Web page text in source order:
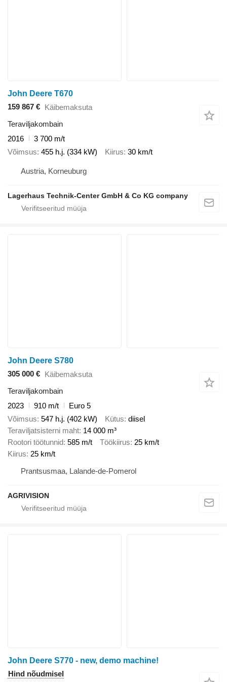
John Deere T670
159 867 € Käibemaksuta
Teraviljakombain
2016
3 700 m/t
Võimsus 455 h.j. (334 kW) Kiirus 30 km/t
Austria, Korneuburg
Lagerhaus Technik-Center GmbH & Co KG company
John Deere S780
305 000 € Käibemaksuta
Teraviljakombain
2023
910 m/t
Euro 5
Võimsus 547 h.j. (402 kW) Kütus diisel
Teraviljatsisterni maht 14 000 m³
Rootori töötunnid 585 m/t Töökiirus 25 km/t
Kiirus 25 km/t
Prantsusmaa, Lalande-de-Pomerol
AGRIVISION
John Deere S770 - new, demo machine!
Hind nõudmisel